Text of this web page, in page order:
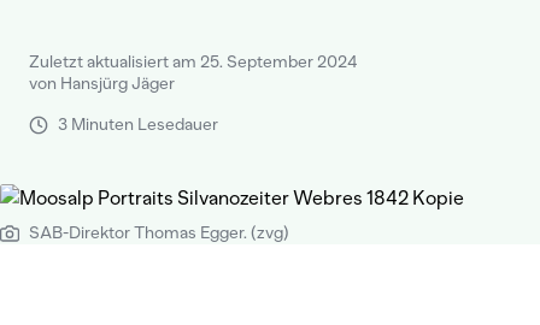
Zuletzt aktualisiert am 25. September 2024
von Hansjürg Jäger
3 Minuten Lesedauer
SAB-Direktor Thomas Egger. (zvg)